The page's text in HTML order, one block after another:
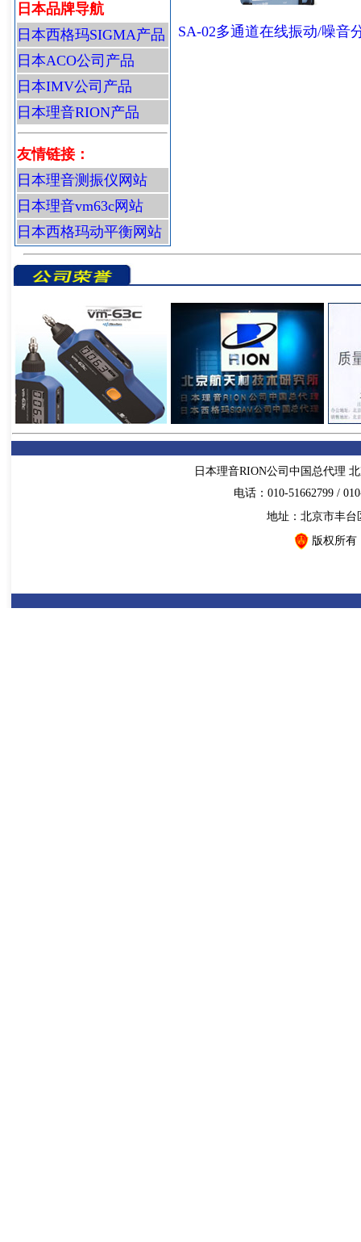
日本品牌导航
日本西格玛SIGMA产品
日本ACO公司产品
日本IMV公司产品
日本理音RION产品
友情链接：
日本理音测振仪网站
日本理音vm63c网站
日本西格玛动平衡网站
SA-02多通道在线振动/噪音
日本理音RION公司中国总代理
电话：010-51662799 /
地址：北京市丰台
版权所有